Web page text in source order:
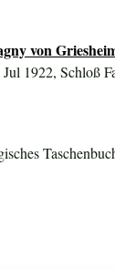
von
Jul 1922, Schloß